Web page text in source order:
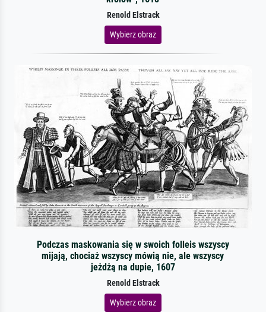
Renold Elstrack
Wybierz obraz
Podczas maskowania się w swoich folleis wszyscy
mijają, chociaż wszyscy mówią nie, ale wszyscy
jeżdżą na dupie, 1607
Renold Elstrack
Wybierz obraz